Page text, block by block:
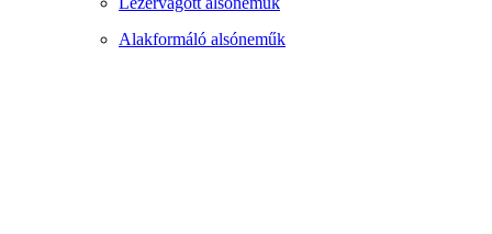
Alakformáló alsóneműk